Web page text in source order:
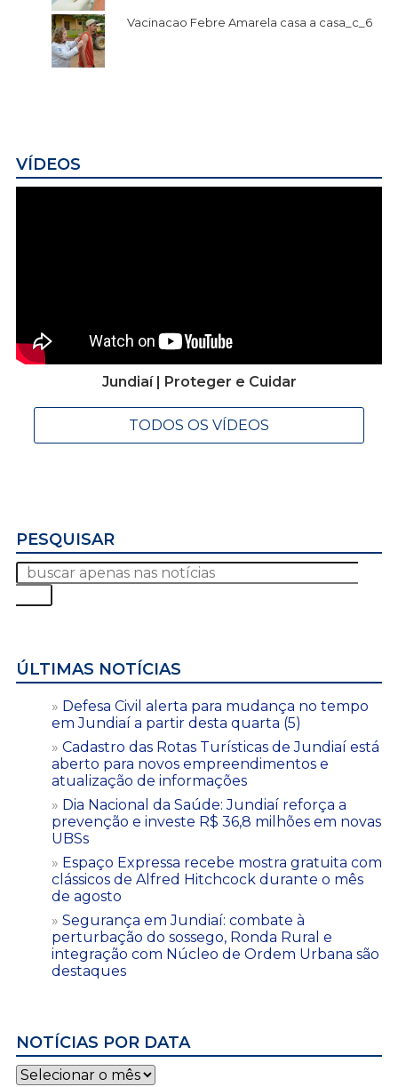
Vacinacao Febre Amarela casa a casa_c_6
VÍDEOS
Jundiaí | Proteger e Cuidar
TODOS OS VÍDEOS
PESQUISAR
ÚLTIMAS NOTÍCIAS
Defesa Civil alerta para mudança no tempo
em Jundiaí a partir desta quarta (5)
Cadastro das Rotas Turísticas de Jundiaí está
aberto para novos empreendimentos e
atualização de informações
Dia Nacional da Saúde: Jundiaí reforça a
prevenção e investe R$ 36,8 milhões em novas
UBSs
Espaço Expressa recebe mostra gratuita com
clássicos de Alfred Hitchcock durante o mês
de agosto
Segurança em Jundiaí: combate à
perturbação do sossego, Ronda Rural e
integração com Núcleo de Ordem Urbana são
destaques
NOTÍCIAS POR DATA
Notícias